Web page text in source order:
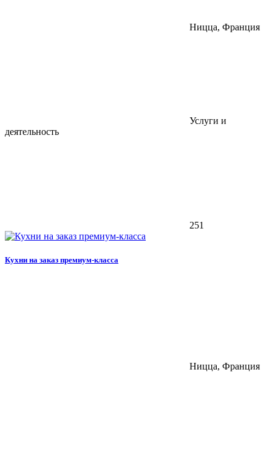
Ницца, Франция
Услуги и
деятельность
251
Кухни на заказ премиум-класса
Ницца, Франция